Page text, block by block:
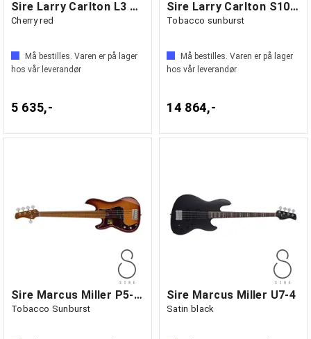
Sire Larry Carlton L3 HH
Cherry red
Må bestilles. Varen er på lager
hos vår leverandør
5 635,-
Sire Larry Carlton S10 SSS
Tobacco sunburst
Må bestilles. Varen er på lager
hos vår leverandør
14 864,-
Sire Marcus Miller P5-5 Lefthand
Tobacco Sunburst
Sire Marcus Miller U7-4
Satin black